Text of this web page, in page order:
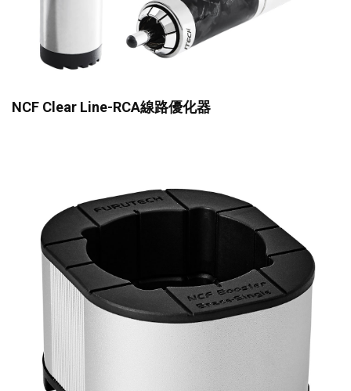
NCF Clear Line-RCA線路優化器